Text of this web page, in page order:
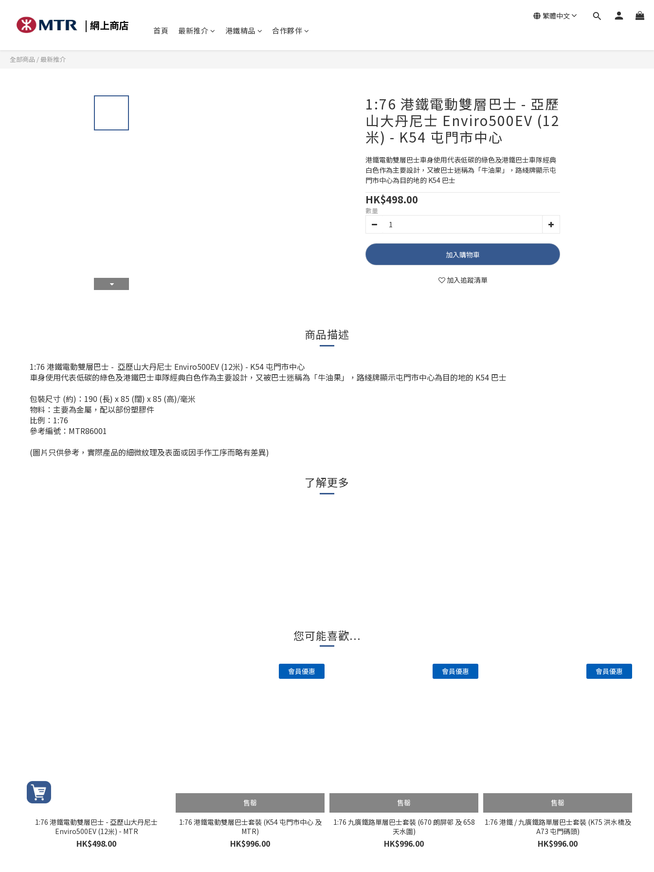
| 網上商店 首頁 最新推介 港鐵精品 合作夥伴
繁體中文
全部商品 /最新推介
1:76 港鐵電動雙層巴士 - 亞歷
山大丹尼士 Enviro500EV (12
米) - K54 屯門市中心
港鐵電動雙層巴士車身使用代表低碳的綠色及港鐵巴士車隊經典
白色作為主要設計，又被巴士迷稱為「牛油果」，路綫牌顯示屯
門市中心為目的地的 K54 巴士
HK$498.00
數量
加入購物車
加入追蹤清單
商品描述
1:76 港鐵電動雙層巴士 - 亞歷山大丹尼士 Enviro500EV (12米) - K54 屯門市中心
車身使用代表低碳的綠色及港鐵巴士車隊經典白色作為主要設計，又被巴士迷稱為「牛油果」，路綫牌顯示屯門市中心為目的地的 K54 巴士
包裝尺寸 (約)：190 (長) x 85 (闊) x 85 (高)/毫米
物料：主要為金屬，配以部份塑膠件
比例：1:76
參考編號：MTR86001
(圖片只供參考，實際產品的細微紋理及表面或因手作工序而略有差異)
了解更多
您可能喜歡...
1:76 港鐵電動雙層巴士 - 亞歷山大丹尼士
Enviro500EV (12米) - MTR
HK$498.00
售罄
1:76 港鐵電動雙層巴士套裝 (K54 屯門市中心 及
MTR)
HK$996.00
售罄
1:76 九廣鐵路單層巴士套裝 (670 朗屏邨 及 658
天水圍)
HK$996.00
售罄
1:76 港鐵 / 九廣鐵路單層巴士套裝 (K75 洪水橋及
A73 屯門碼頭)
HK$996.00